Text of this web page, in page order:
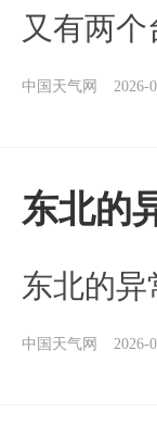
又有两个
中国天气网 2026-
东北的
东北的
中国天气网 2026-